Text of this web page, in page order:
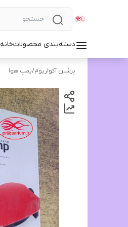
دسته‌بندی محصولاتخانه
پرشین آکواریوم/پمپ هوا